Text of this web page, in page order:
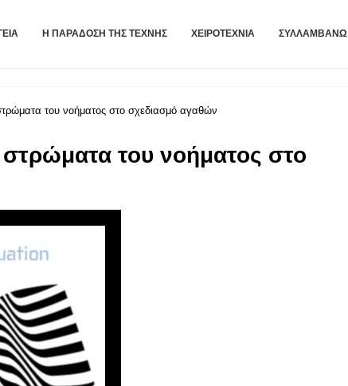
Η ΠΑΡΆΔΟΣΗ ΤΗΣ ΤΈΧΝΗΣ ΧΕΙΡΟΤΕΧΝΊΑ ΣΥΛΛΑΜΒΆΝΩ
του νοήματος στο σχεδιασμό αγαθών
του νοήματος στο